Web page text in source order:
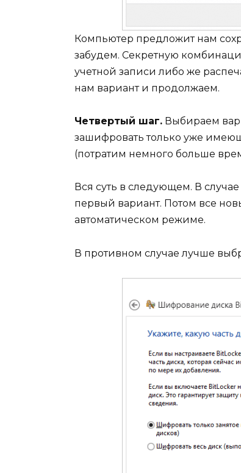
Компьютер предложит нам
забудем. Секретную
учетной записи либо же
нам вариант и продолжаем.
Четвертый шаг. Выбираем
зашифровать только уже
(потратим немного больше
Вся суть в следующем. В
первый вариант. Потом все
автоматическом режиме.
В противном случае лучше